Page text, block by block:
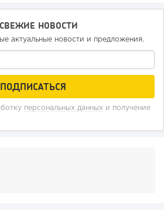
НОВОСТИ
актуальные новости и предложения.
персональных данных и получение